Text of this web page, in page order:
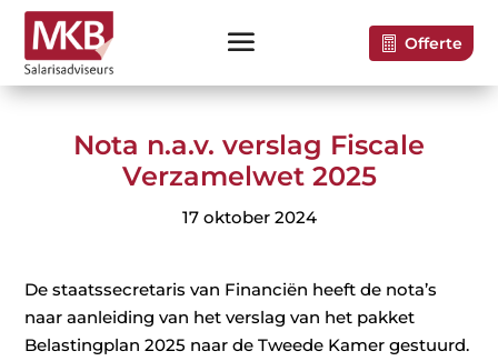
Offerte
Nota n.a.v. verslag Fiscale
Verzamelwet 2025
17 oktober 2024
De staatssecretaris van Financiën heeft de nota’s
naar aanleiding van het verslag van het pakket
Belastingplan 2025 naar de Tweede Kamer gestuurd.